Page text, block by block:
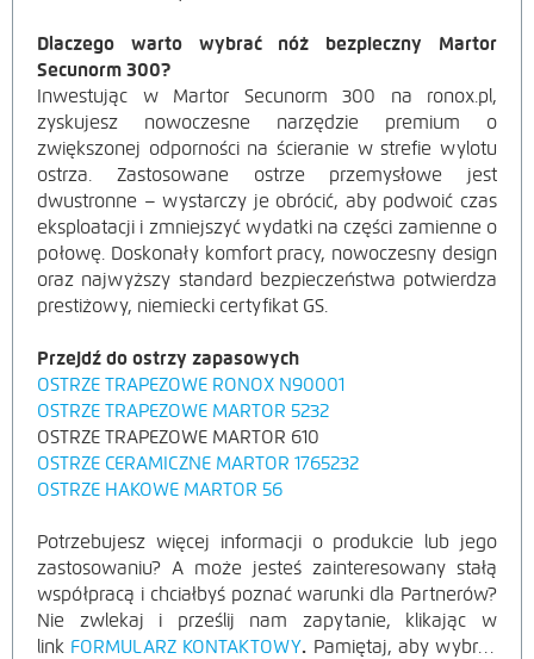
Dlaczego warto wybrać nóż bezpieczny Martor
Secunorm 300?
Inwestując w Martor Secunorm 300 na ronox.pl,
zyskujesz nowoczesne narzędzie premium o
zwiększonej odporności na ścieranie w strefie wylotu
ostrza. Zastosowane ostrze przemysłowe jest
dwustronne – wystarczy je obrócić, aby podwoić czas
eksploatacji i zmniejszyć wydatki na części zamienne o
połowę. Doskonały komfort pracy, nowoczesny design
oraz najwyższy standard bezpieczeństwa potwierdza
prestiżowy, niemiecki certyfikat GS.
Przejdź do ostrzy zapasowych
OSTRZE TRAPEZOWE RONOX N90001
OSTRZE TRAPEZOWE MARTOR 5232
OSTRZE TRAPEZOWE MARTOR 610
OSTRZE CERAMICZNE MARTOR 1765232
OSTRZE HAKOWE MARTOR 56
Potrzebujesz więcej informacji o produkcie lub jego
zastosowaniu? A może jesteś zainteresowany stałą
współpracą i chciałbyś poznać warunki dla Partnerów?
Nie zwlekaj i prześlij nam zapytanie, klikając w
link FORMULARZ KONTAKTOWY. Pamiętaj, aby wybrać